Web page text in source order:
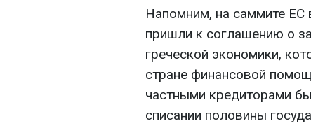
Напомним, на саммите ЕС
пришли к соглашению о
греческой экономики,
стране финансовой
частными кредиторами
списании половины